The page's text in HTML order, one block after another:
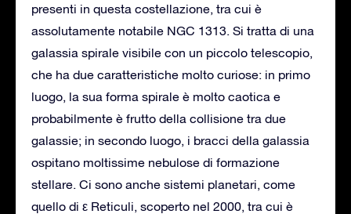
presenti in questa costellazione, tra cui è
assolutamente notabile NGC 1313. Si tratta di una
galassia spirale visibile con un piccolo telescopio,
che ha due caratteristiche molto curiose: in primo
luogo, la sua forma spirale è molto caotica e
probabilmente è frutto della collisione tra due
galassie; in secondo luogo, i bracci della galassia
ospitano moltissime nebulose di formazione
stellare. Ci sono anche sistemi planetari, come
quello di ε Reticuli, scoperto nel 2000, tra cui è